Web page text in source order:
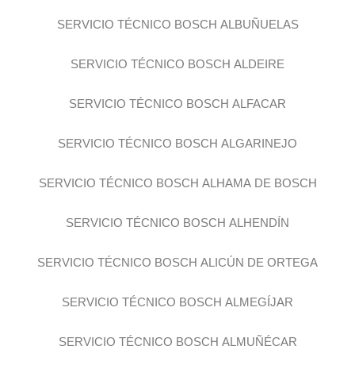
SERVICIO TÉCNICO BOSCH ALBUÑUELAS
SERVICIO TÉCNICO BOSCH ALDEIRE
SERVICIO TÉCNICO BOSCH ALFACAR
SERVICIO TÉCNICO BOSCH ALGARINEJO
SERVICIO TÉCNICO BOSCH ALHAMA DE BOSCH
SERVICIO TÉCNICO BOSCH ALHENDÍN
SERVICIO TÉCNICO BOSCH ALICÚN DE ORTEGA
SERVICIO TÉCNICO BOSCH ALMEGÍJAR
SERVICIO TÉCNICO BOSCH ALMUÑÉCAR